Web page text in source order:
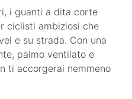
i guanti a dita corte
ciclisti ambiziosi che
e su strada. Con una
palmo ventilato e
ti accorgerai nemmeno